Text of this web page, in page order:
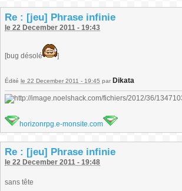
Re : [jeu] Phrase infinie
le 22 December 2011 - 19:43
[bug désolé ]
Édité le 22 December 2011 - 19:45 par Dikata
horizonrpg.e-monsite.com
Re : [jeu] Phrase infinie
le 22 December 2011 - 19:48
sans tête